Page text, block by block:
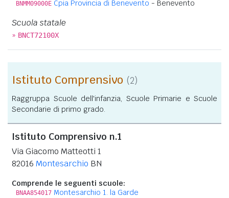
BNMM09000E Cpia Provincia di Benevento - Benevento
Scuola statale
» BNCT72100X
Istituto Comprensivo (2)
Raggruppa Scuole dell'infanzia, Scuole Primarie e Scuole
Secondarie di primo grado.
Istituto Comprensivo n.1
Via Giacomo Matteotti 1
82016 Montesarchio BN
Comprende le seguenti scuole:
BNAA854017 Montesarchio 1. la Garde